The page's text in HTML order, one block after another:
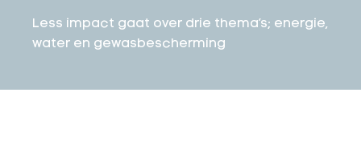
Less impact gaat over drie thema’s; energie,
water en gewasbescherming